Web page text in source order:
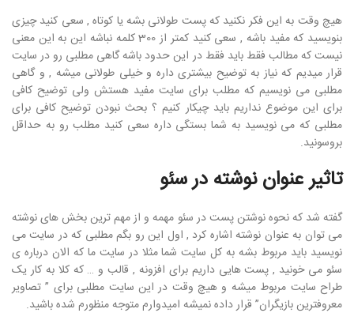
هیچ وقت به این فکر نکنید که پست طولانی بشه یا کوتاه , سعی کنید چیزی
بنویسید که مفید باشه , سعی کنید کمتر از 300 کلمه نباشه این به این معنی
نیست که مطالب فقط باید فقط در این حدود باشه گاهی مطلبی رو در سایت
قرار میدیم که نیاز به توضیح بیشتری داره و خیلی طولانی میشه , و گاهی
مطلبی می نویسیم که مطلب برای سایت مفید هستش ولی توضیح کافی
برای این موضوع نداریم باید چیکار کنیم ؟ بحث نبودن توضیح کافی برای
مطلبی که می نویسید به شما بستگی داره سعی کنید مطلب رو به حداقل
بروسونید.
تاثیر عنوان نوشته در سئو
گفته شد که نحوه نوشتن پست در سئو مهمه و از مهم ترین بخش های نوشته
می توان به عنوان نوشته اشاره کرد , اول این رو بگم مطلبی که در سایت می
نویسید باید مربوط بشه به کل سایت شما مثلا در سایت ما که الان درباره ی
سئو می خونید , پست هایی داریم برای افزونه , قالب و … که کلا به کار یک
طراح سایت مربوط میشه و هیچ وقت در این سایت مطلبی برای ” تصاویر
معروفترین بازیگران” قرار داده نمیشه امیدوارم متوجه منظورم شده باشید.